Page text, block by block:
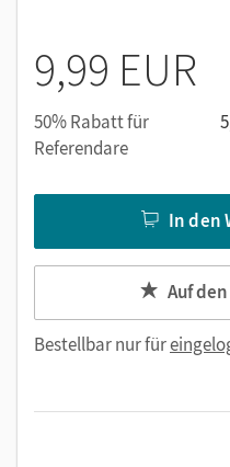
9,99 EUR
50% Rabatt für
Referendare
In den
Auf
Bestellbar nur für